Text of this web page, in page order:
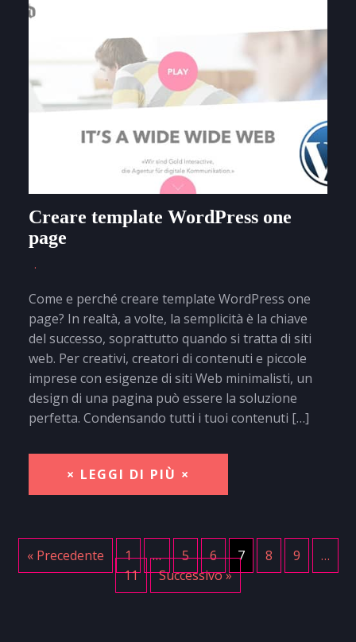
Creare template WordPress one
page
Come e perché creare template WordPress one
page? In realtà, a volte, la semplicità è la chiave
del successo, soprattutto quando si tratta di siti
web. Per creativi, creatori di contenuti e piccole
imprese con esigenze di siti Web minimalisti, un
design di una pagina può essere la soluzione
perfetta. Condensando tutti i tuoi contenuti […]
× LEGGI DI PIÙ ×
« Precedente 1 … 5 6 7 8 9
…
11
Successivo »